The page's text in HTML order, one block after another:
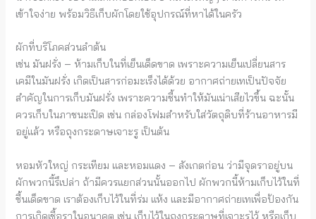
เข้าใจง่าย พร้อมวิธีเก็บผักโดยใช้อุปกรณ์ที่หาได้ในครัว
ผักที่บริโภคส่วนลำต้น
เช่น มันฝรั่ง – ห้ามเก็บในที่เย็นเด็ดขาด เพราะความเย็นเปลี่ยนสาร
เคมีในมันฝรั่ง เกิดเป็นสารก่อมะเร็งได้ด้วย อากาศถ่ายเทเป็นปัจจัย
สำคัญในการเก็บมันฝรั่ง เพราะความชื้นทำให้มันเน่าเสียไวขึ้น ฉะนั้น
ควรเก็บในภาชนะเปิด เช่น กล่องโฟมสำหรับใส่วัตถุดิบที่ร้านอาหารมี
อยู่แล้ว หรือถุงกระดาษเจาะรู เป็นต้น
หอมหัวใหญ่ กระเทียม และหอมแดง – สังเกตก่อน ว่ามีจุดราอยู่บน
ผักพวกนี้รึเปล่า ถ้ามีควรแยกส่วนนั้นออกไป ผักพวกนี้ห้ามเก็บไว้ในที่
ชื้นเด็ดขาด เราต้องเก็บไว้ในที่ร่ม แห้ง และมีอากาศถ่ายเทเพื่อป้องกัน
การเกิดเชื้อราในอนาคต เช่น เก็บไว้ในถุงกระดาษที่เจาะรูไว้ หรือเก็บ